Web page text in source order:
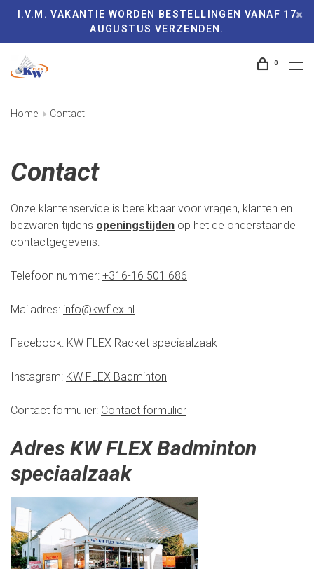
I.V.M. VAKANTIE WORDEN BESTELLINGEN VANAF 17
AUGUSTUS VERZENDEN.
0
Home Contact
Contact
Onze klantenservice is bereikbaar voor vragen, klanten en
bezwaren tijdens openingstijden op het de onderstaande
contactgegevens:
Telefoon nummer: +316-16 501 686
Mailadres: info@kwflex.nl
Facebook: KW FLEX Racket speciaalzaak
Instagram: KW FLEX Badminton
Contact formulier: Contact formulier
Adres KW FLEX Badminton
speciaalzaak